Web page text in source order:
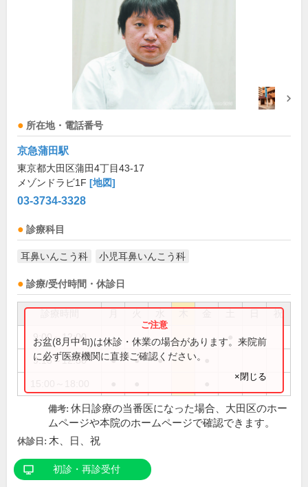
所在地・電話番号
京急蒲田駅
東京都大田区蒲田4丁目43-17
メゾンドラビ1F [地図]
03-3734-3328
診療科目
耳鼻いんこう科 小児耳鼻いんこう科
診療/受付時間・休診日
祝
9:00～12:00
9:15～12:30 ● ● ●
お盆(8月中旬)は休診・休業の場合があります。来院前
に必ず医療機関に直接ご確認ください。
×閉じる
備考: 休日診療の当番医になった場合、大田区のホー
ムページや本院のホームページで確認できます。
休診日: 木、日、祝
初診・再診受付